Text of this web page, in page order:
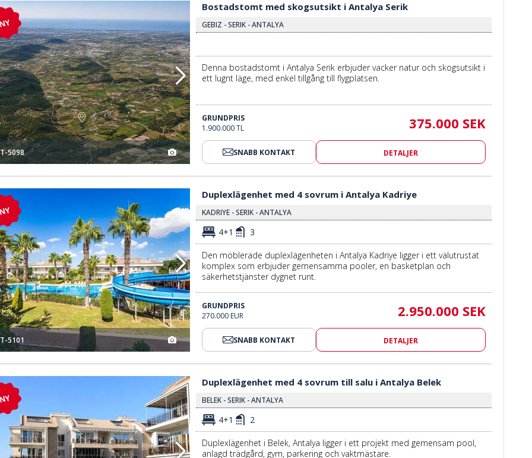
Bostadstomt Med Skogsutsikt I Antalya Serik 3
NY
5098
Bostadstomt med skogsutsikt i Antalya Serik
GEBIZ - SERIK - ANTALYA
Denna bostadstomt i Antalya Serik erbjuder vacker natur och skogsutsikt i
ett lugnt läge, med enkel tillgång till flygplatsen.
GRUNDPRIS
1.900.000 TL
375.000 SEK
SNABB KONTAKT DETALJER
NY
5101
Duplexlägenhet med 4 sovrum i Antalya Kadriye
KADRIYE - SERIK - ANTALYA
4+1 3
Den möblerade duplexlägenheten i Antalya Kadriye ligger i ett välutrustat
komplex som erbjuder gemensamma pooler, en basketplan och
säkerhetstjänster dygnet runt.
GRUNDPRIS
270.000 EUR
2.950.000 SEK
SNABB KONTAKT DETALJER
Duplexlägenhet Med 4 Sovrum Till Salu I Antalya Belek 3
NY
Duplexlägenhet med 4 sovrum till salu i Antalya Belek
BELEK - SERIK - ANTALYA
4+1 2
Duplexlägenhet i Belek, Antalya ligger i ett projekt med gemensam pool,
anlagd trädgård, gym, parkering och vaktmästare.